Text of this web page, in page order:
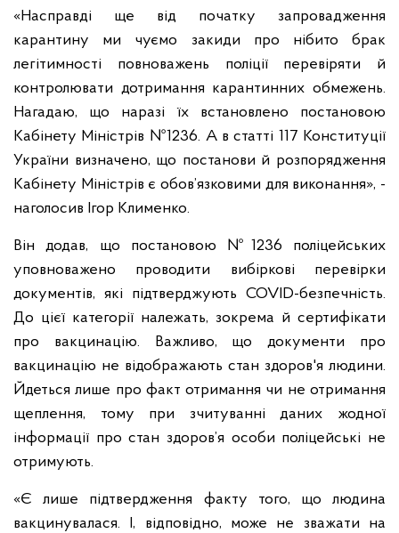
«Насправді ще від початку запровадження
карантину ми чуємо закиди про нібито брак
легітимності повноважень поліції перевіряти й
контролювати дотримання карантинних обмежень.
Нагадаю, що наразі їх встановлено постановою
Кабінету Міністрів №1236. А в статті 117 Конституції
України визначено, що постанови й розпорядження
Кабінету Міністрів є обов’язковими для виконання», -
наголосив Ігор Клименко.
Він додав, що постановою №1236 поліцейських
уповноважено проводити вибіркові перевірки
документів, які підтверджують COVID-безпечність.
До цієї категорії належать, зокрема й сертифікати
про вакцинацію. Важливо, що документи про
вакцинацію не відображають стан здоров'я людини.
Йдеться лише про факт отримання чи не отримання
щеплення, тому при зчитуванні даних жодної
інформації про стан здоров’я особи поліцейські не
отримують.
«Є лише підтвердження факту того, що людина
вакцинувалася. І, відповідно, може не зважати на